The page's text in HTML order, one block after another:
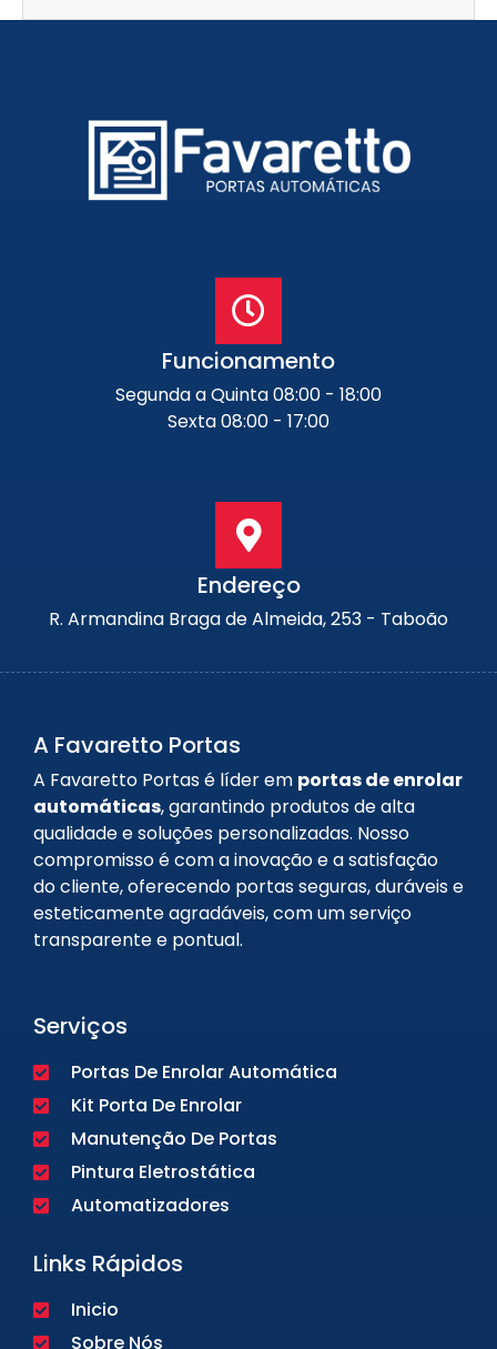
Funcionamento
Segunda a Quinta 08:00 - 18:00
Sexta 08:00 - 17:00
Endereço
R. Armandina Braga de Almeida, 253 - Taboão
A Favaretto Portas
A Favaretto Portas é líder em portas de enrolar
automáticas, garantindo produtos de alta
qualidade e soluções personalizadas. Nosso
compromisso é com a inovação e a satisfação
do cliente, oferecendo portas seguras, duráveis e
esteticamente agradáveis, com um serviço
transparente e pontual.
Serviços
Portas De Enrolar Automática
Kit Porta De Enrolar
Manutenção De Portas
Pintura Eletrostática
Automatizadores
Links Rápidos
Inicio
Sobre Nós